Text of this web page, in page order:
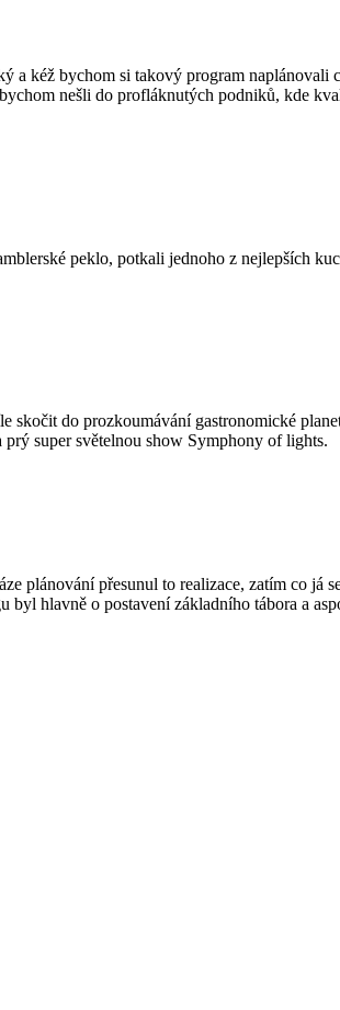
a kéž bychom si takový program
nešli do profláknutých podniků, kde
peklo, potkali jednoho z nejlepších
skočit do prozkoumávání gastronomické
super světelnou show Symphony of lights.
plánování přesunul to realizace, zatím co já
hlavně o postavení základního tábora a